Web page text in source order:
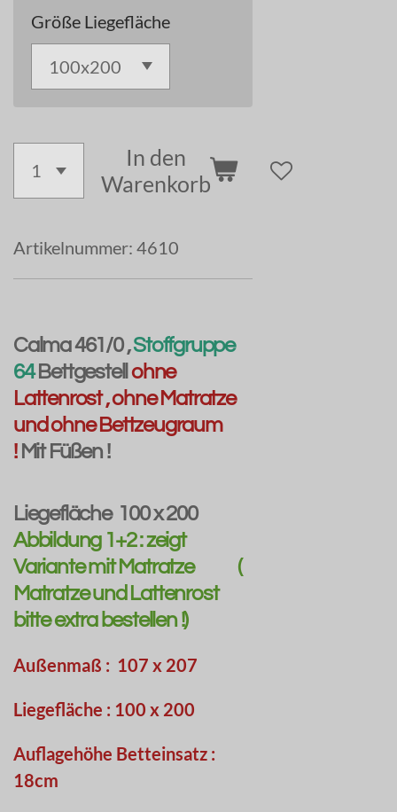
Größe Liegefläche
In den
Warenkorb
Artikelnummer: 4610
Calma 461/0 ,Stoffgruppe
64Bettgestell ohne
Lattenrost , ohne Matratze
und ohne Bettzeugraum
! Mit Füßen !
Liegefläche 100 x 200
Abbildung 1+2 : zeigt
Variante mit Matratze (
Matratze und Lattenrost
bitte extra bestellen !)
Außenmaß : 107 x 207
Liegefläche : 100 x 200
Auflagehöhe Betteinsatz :
18cm